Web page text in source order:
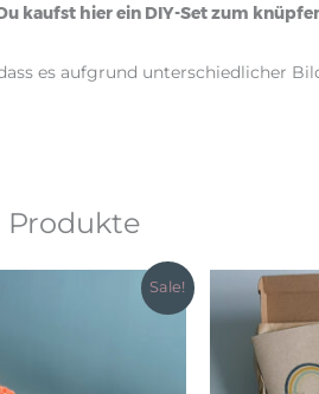
kaufst hier ein DIY-Set zum
es aufgrund unterschiedlicher
Produkte
Sale!